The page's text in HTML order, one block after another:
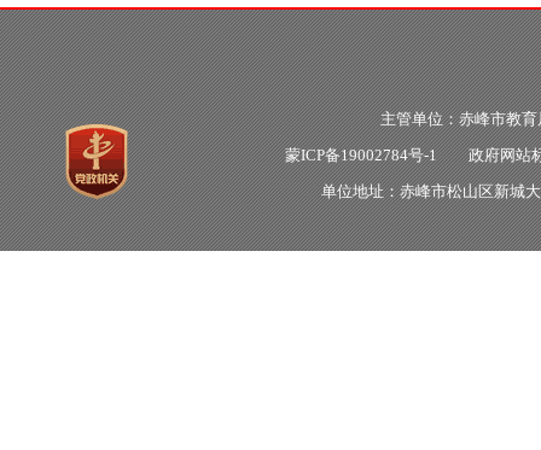
主管单位：赤峰市
蒙ICP备19002784号-1政府网站
单位地址：赤峰市松山区新